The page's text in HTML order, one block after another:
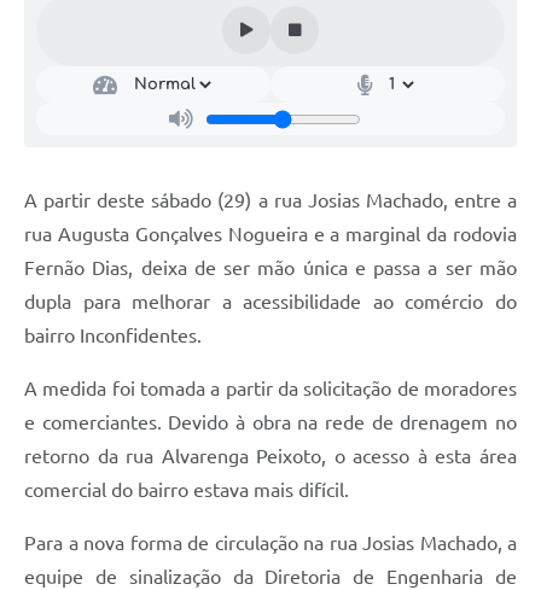
A partir deste sábado (29) a rua Josias Machado, entre a
rua Augusta Gonçalves Nogueira e a marginal da rodovia
Fernão Dias, deixa de ser mão única e passa a ser mão
dupla para melhorar a acessibilidade ao comércio do
bairro Inconfidentes.
A medida foi tomada a partir da solicitação de moradores
e comerciantes. Devido à obra na rede de drenagem no
retorno da rua Alvarenga Peixoto, o acesso à esta área
comercial do bairro estava mais difícil.
Para a nova forma de circulação na rua Josias Machado, a
equipe de sinalização da Diretoria de Engenharia de